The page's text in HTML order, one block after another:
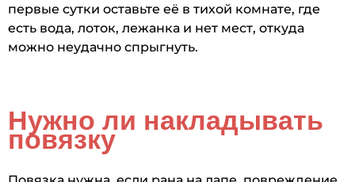
первые сутки оставьте её в тихой комнате, где
есть вода, лоток, лежанка и нет мест, откуда
можно неудачно спрыгнуть.
Нужно ли накладывать
повязку